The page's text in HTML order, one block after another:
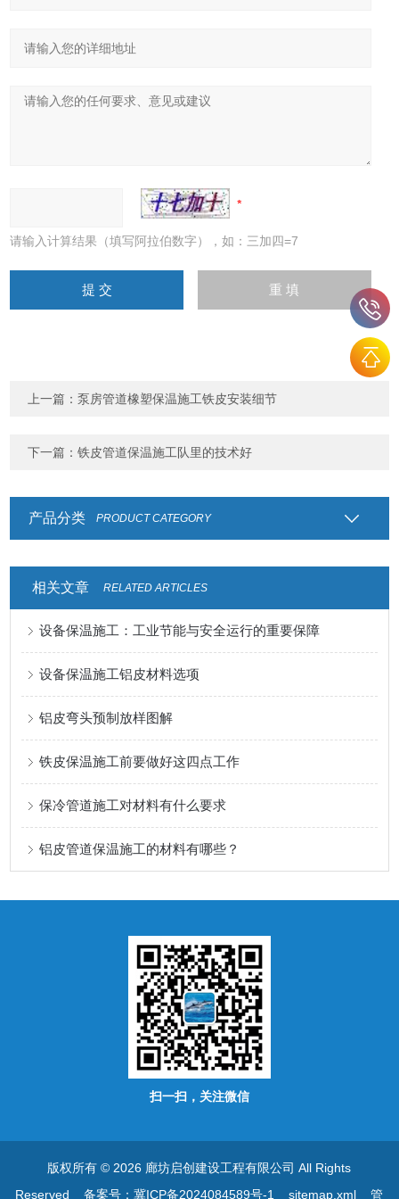
请输入计算结果（填写阿拉伯数字），如：三加四=7
上一篇：泵房管道橡塑保温施工铁皮安装细节
下一篇：铁皮管道保温施工队里的技术好
产品分类 PRODUCT CATEGORY
相关文章 RELATED ARTICLES
设备保温施工：工业节能与安全运行的重要保障
设备保温施工铝皮材料选项
铝皮弯头预制放样图解
铁皮保温施工前要做好这四点工作
保冷管道施工对材料有什么要求
铝皮管道保温施工的材料有哪些？
扫一扫，关注微信
版权所有 © 2026 廊坊启创建设工程有限公司 All Rights
Reserved备案号：冀ICP备2024084589号-1 sitemap.xml 管